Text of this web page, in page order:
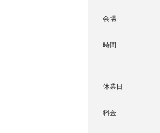
会場
時間
休業日
料金